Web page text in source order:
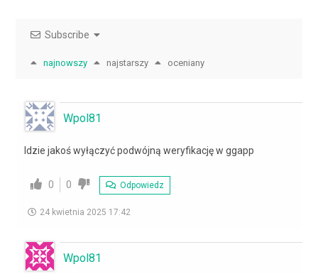
Subscribe
najnowszy najstarszy oceniany
Wpol81
Idzie jakoś wyłączyć podwójną weryfikację w ggapp
0 0 Odpowiedz
24 kwietnia 2025 17:42
Wpol81